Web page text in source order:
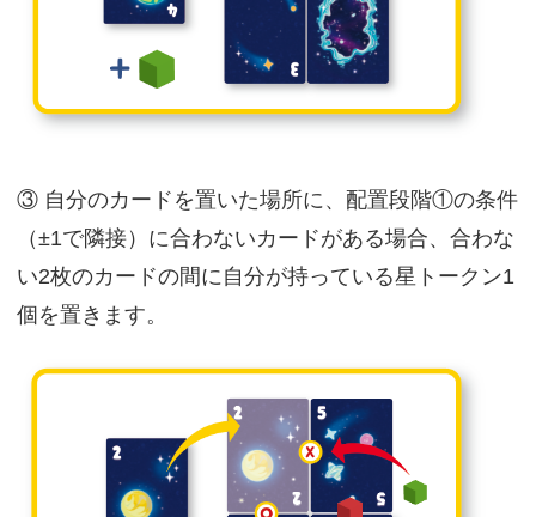
③ 自分のカードを置いた場所に、配置段階①の条件
（±1で隣接）に合わないカードがある場合、合わな
い2枚のカードの間に自分が持っている星トークン1
個を置きます。